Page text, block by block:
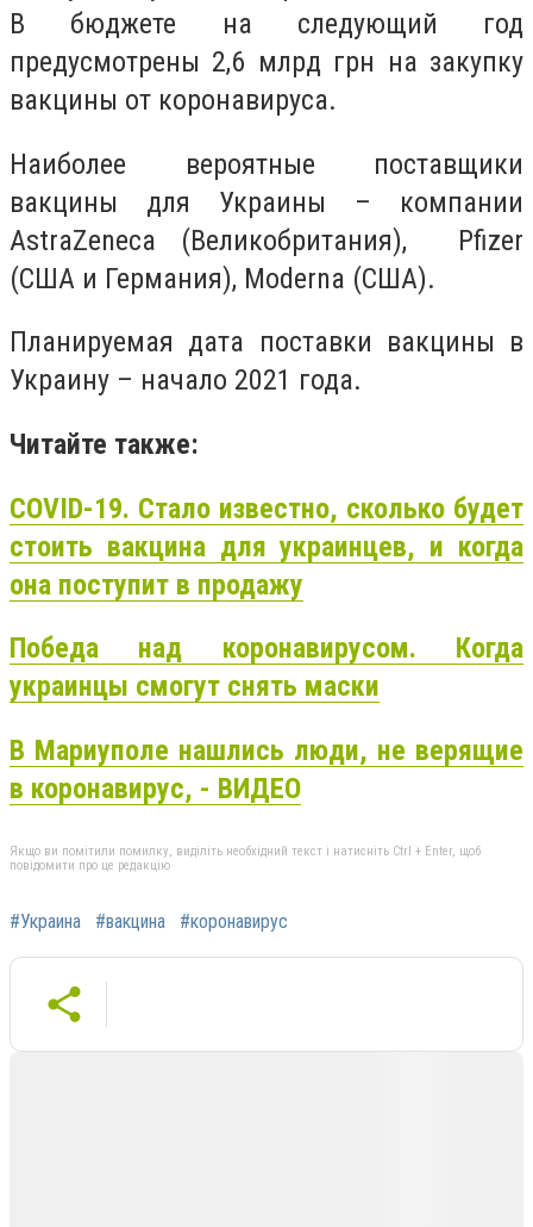
В бюджете на следующий год
предусмотрены 2,6 млрд грн на закупку
вакцины от коронавируса.
Наиболее вероятные поставщики
вакцины для Украины – компании
AstraZeneca (Великобритания), Pfizer
(США и Германия), Moderna (США).
Планируемая дата поставки вакцины в
Украину – начало 2021 года.
Читайте также:
COVID-19. Стало известно, сколько будет
стоить вакцина для украинцев, и когда
она поступит в продажу
Победа над коронавирусом. Когда
украинцы смогут снять маски
В Мариуполе нашлись люди, не верящие
в коронавирус, - ВИДЕО
Якщо ви помітили помилку, виділіть необхідний текст і натисніть Ctrl + Enter, щоб
повідомити про це редакцію
#Украина #вакцина #коронавирус